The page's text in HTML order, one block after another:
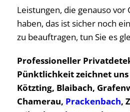
Leistungen, die genauso vor
haben, das ist sicher noch
zu beauftragen, tun Sie es
Professioneller
Pünktlichkeit zeichnet uns
Kötzting, Blaibach,
Chamerau, Prackenbach,